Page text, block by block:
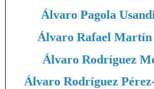
Álvaro Pagola
Álvaro Rafael
Álvaro Rodríguez
Álvaro Rodríguez